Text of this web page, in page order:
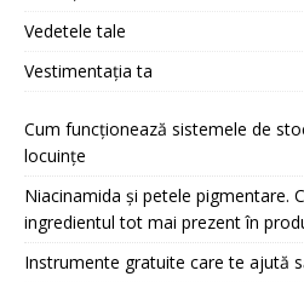
Vedetele tale
Vestimentația ta
Cum funcționează sistemele de
locuințe
Niacinamida și petele pigmentare.
ingredientul tot mai prezent în
Instrumente gratuite care te ajută